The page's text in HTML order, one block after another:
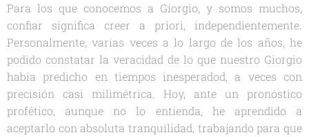
Para los que conocemos a Giorgio, y somos muchos,
confiar significa creer a priori, independientemente.
Personalmente, varias veces a lo largo de los años, he
podido constatar la veracidad de lo que nuestro Giorgio
había predicho en tiempos inesperadod, a veces con
precisión casi milimétrica. Hoy, ante un pronóstico
profético, aunque no lo entienda, he aprendido a
aceptarlo con absoluta tranquilidad, trabajando para que